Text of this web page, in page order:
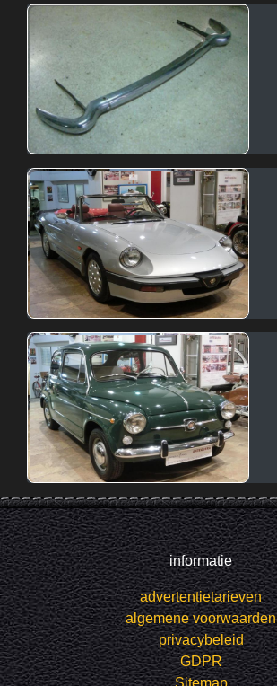
informatie
advertentietarieven
algemene voorwaarden
privacybeleid
GDPR
Sitemap